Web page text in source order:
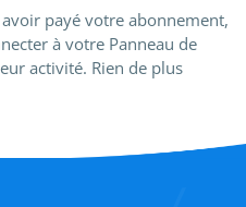
payé votre abonnement,
à votre Panneau de
activité. Rien de plus